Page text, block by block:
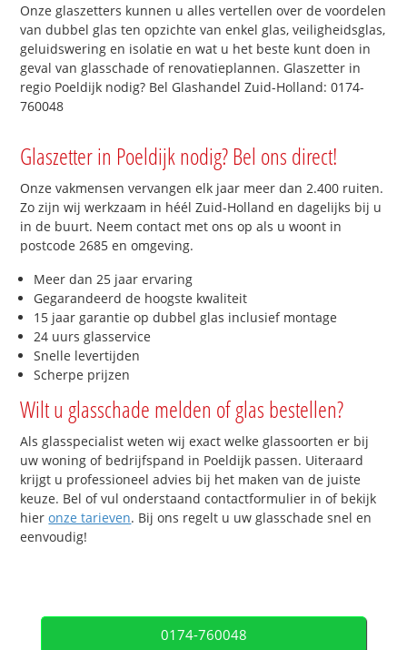
Onze glaszetters kunnen u alles vertellen over de voordelen
van dubbel glas ten opzichte van enkel glas, veiligheidsglas,
geluidswering en isolatie en wat u het beste kunt doen in
geval van glasschade of renovatieplannen. Glaszetter in
regio Poeldijk nodig? Bel Glashandel Zuid-Holland: 0174-
760048
Glaszetter in Poeldijk nodig? Bel ons direct!
Onze vakmensen vervangen elk jaar meer dan 2.400 ruiten.
Zo zijn wij werkzaam in héél Zuid-Holland en dagelijks bij u
in de buurt. Neem contact met ons op als u woont in
postcode 2685 en omgeving.
Meer dan 25 jaar ervaring
Gegarandeerd de hoogste kwaliteit
15 jaar garantie op dubbel glas inclusief montage
24 uurs glasservice
Snelle levertijden
Scherpe prijzen
Wilt u glasschade melden of glas bestellen?
Als glasspecialist weten wij exact welke glassoorten er bij
uw woning of bedrijfspand in Poeldijk passen. Uiteraard
krijgt u professioneel advies bij het maken van de juiste
keuze. Bel of vul onderstaand contactformulier in of bekijk
hieronze tarieven. Bij ons regelt u uw glasschade snel en
eenvoudig!
0174-760048